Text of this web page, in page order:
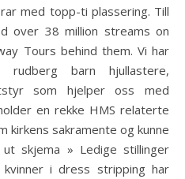
med topp-ti plassering. Till
over 38 million streams on
Tours behind them. Vi har
rudberg barn hjullastere,
som hjelper oss med
en rekke HMS relaterte
kirkens sakramente og kunne
skjema » Ledige stillinger
i dress stripping har